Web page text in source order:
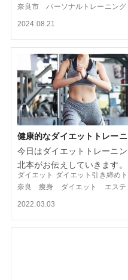
奈良市 パーソナルトレーニング
2024.08.21
健康的なダイエットトレー
今日はダイエットトレーニ
北本がお伝えしていきます
ダイエット ダイエット引き締め
奈良 痩身 ダイエット エステ
2022.03.03